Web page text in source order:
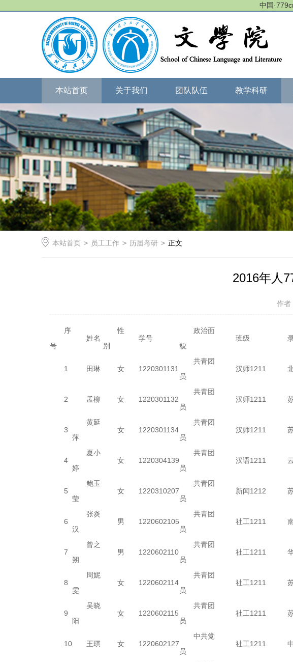
中国
本站首页 关于我们 团队队伍 教学科研
本站首页 > 员工工作 > 历届考研 > 正文
2016年人
作者
序
号
姓名
性
别
学号
政治面
貌
班级
1 田琳 女 1220301131
共青团
员
汉师1211
2 孟柳 女 1220301132
共青团
员
汉师1211
3
黄延
萍
女 1220301134
共青团
员
汉师1211
4
夏小
婷
女 1220304139
共青团
员
汉语1211
5
鲍玉
莹
女 1220310207
共青团
员
新闻1212
6
张炎
汉
男 1220602105
共青团
员
社工1211
7
曾之
朔
男 1220602110
共青团
员
社工1211
8
周妮
雯
女 1220602114
共青团
员
社工1211
9
吴晓
阳
女 1220602115
共青团
员
社工1211
10 王琪 女 1220602127
中共党
员
社工1211